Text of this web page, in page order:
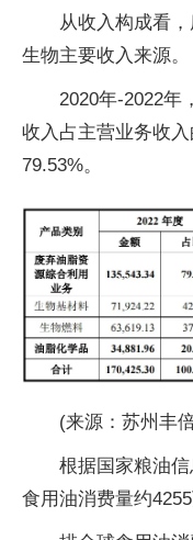
从收入构成看
生物主要收入来源。
2020年-2022年
收入占主营业务收
79.53%。
(来源：苏州丰
根据国家粮油
食用油消费量约